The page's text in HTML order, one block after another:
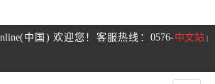
中文站 |
中国) 欢迎您！客服热线：0576-